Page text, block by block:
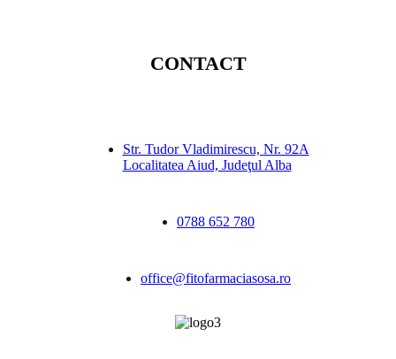
CONTACT
Str. Tudor Vladimirescu, Nr. 92A
Localitatea Aiud, Judeţul Alba
0788 652 780
office@fitofarmaciasosa.ro